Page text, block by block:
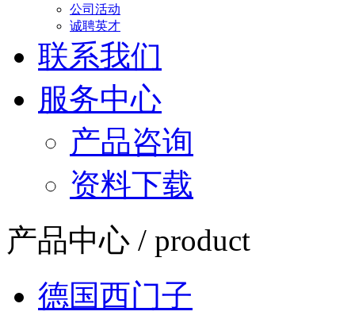
公司活动
诚聘英才
联系我们
服务中心
产品咨询
资料下载
产品中心 / product
德国西门子